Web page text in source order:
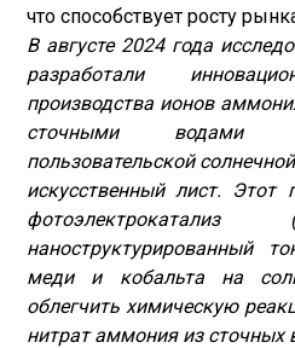
что способствует росту
В августе 2024 года
разработали
производства ионов
сточными водами с
пользовательской
искусственный лист. Этот
фотоэлектрокатализ
наноструктурированный
меди и кобальта на
облегчить химическую
нитрат аммония из сточных